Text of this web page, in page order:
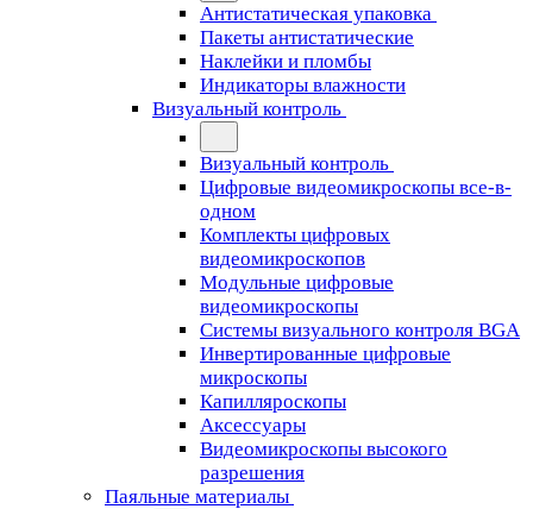
Антистатическая упаковка
Пакеты антистатические
Наклейки и пломбы
Индикаторы влажности
Визуальный контроль
Визуальный контроль
Цифровые видеомикроскопы все-в-
одном
Комплекты цифровых
видеомикроскопов
Модульные цифровые
видеомикроскопы
Cистемы визуального контроля BGA
Инвертированные цифровые
микроскопы
Капилляроскопы
Аксессуары
Видеомикроскопы высокого
разрешения
Паяльные материалы